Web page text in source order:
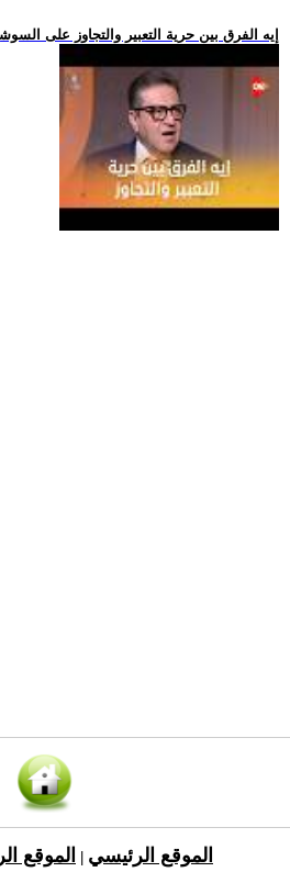
.. إيه الفرق بين حرية التعبير والتجاوز على
الموقع الرئيسي الموقع